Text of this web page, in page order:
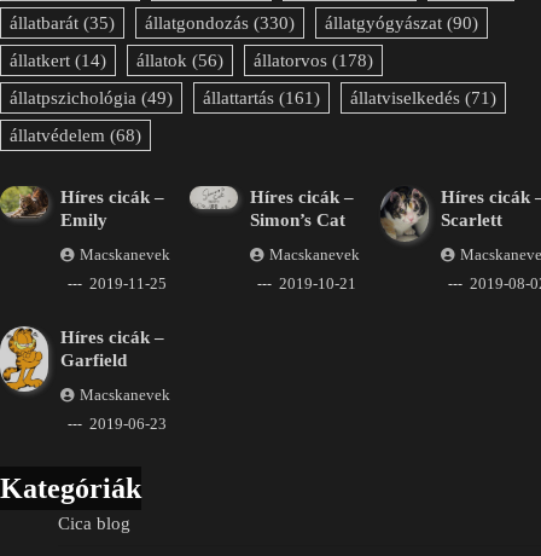
állatbarát (35) állatgondozás (330) állatgyógyászat (90)
állatkert (14) állatok (56) állatorvos (178)
állatpszichológia (49) állattartás (161) állatviselkedés (71)
állatvédelem (68)
Híres cicák –
Emily
Macskanevek
2019-11-25
Híres cicák –
Simon’s Cat
Macskanevek
2019-10-21
Híres cicák
Scarlett
2019-08-
Híres cicák –
Garfield
Macskanevek
2019-06-23
Kategóriák
Cica blog